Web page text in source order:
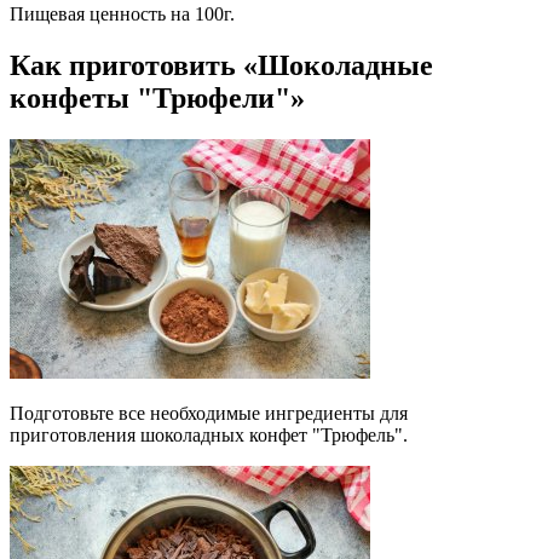
Пищевая ценность на 100г.
Как приготовить «Шоколадные
конфеты "Трюфели"»
Подготовьте все необходимые ингредиенты для
приготовления шоколадных конфет "Трюфель".